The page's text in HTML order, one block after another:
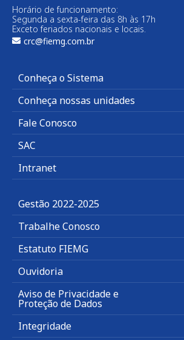
Horário de funcionamento:
Segunda a sexta-feira das 8h às 17h
Exceto feriados nacionais e locais.
crc@fiemg.com.br
Conheça o Sistema
Conheça nossas unidades
Fale Conosco
SAC
Intranet
Gestão 2022-2025
Trabalhe Conosco
Estatuto FIEMG
Ouvidoria
Aviso de Privacidade e
Proteção de Dados
Integridade